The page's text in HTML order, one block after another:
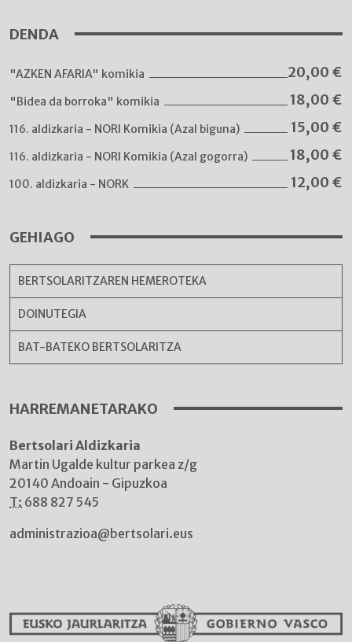
DENDA
"AZKEN AFARIA" komikia 20,00 €
"Bidea da borroka" komikia 18,00 €
116. aldizkaria - NORI Komikia (Azal biguna) 15,00 €
116. aldizkaria - NORI Komikia (Azal gogorra) 18,00 €
100. aldizkaria - NORK 12,00 €
GEHIAGO
BERTSOLARITZAREN HEMEROTEKA
DOINUTEGIA
BAT-BATEKO BERTSOLARITZA
HARREMANETARAKO
Bertsolari Aldizkaria
Martin Ugalde kultur parkea z/g
20140 Andoain - Gipuzkoa
T: 688 827 545
administrazioa@bertsolari.eus